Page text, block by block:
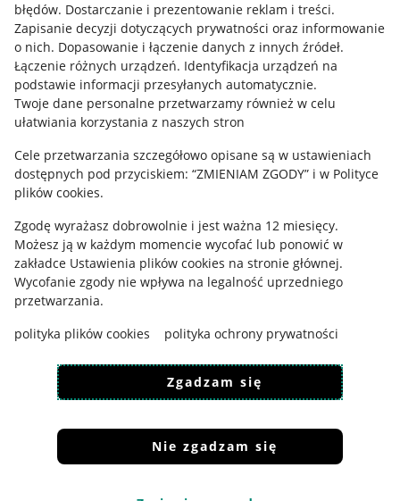
błędów. Dostarczanie i prezentowanie reklam i treści.
Zapisanie decyzji dotyczących prywatności oraz informowanie
o nich. Dopasowanie i łączenie danych z innych źródeł.
Łączenie różnych urządzeń. Identyfikacja urządzeń na
podstawie informacji przesyłanych automatycznie.
Twoje dane personalne przetwarzamy również w celu
ułatwiania korzystania z naszych stron
Cele przetwarzania szczegółowo opisane są w ustawieniach
dostępnych pod przyciskiem: “ZMIENIAM ZGODY” i w Polityce
plików cookies.
Zgodę wyrażasz dobrowolnie i jest ważna 12 miesięcy.
Możesz ją w każdym momencie wycofać lub ponowić w
zakładce Ustawienia plików cookies na stronie głównej.
Wycofanie zgody nie wpływa na legalność uprzedniego
przetwarzania.
polityka plików cookies
polityka ochrony prywatności
Zgadzam się
Nie zgadzam się
Informacje prawne
Regulamin
Polityka plików "cookies"
Ustawienia plików "cookies"
Udostępnianie lokalizacji
Informacje dla Aktu o Usługach Cyfrowych
Pobierz aplikację
Korzystanie z serwisu oznacza akceptacjęregulaminu